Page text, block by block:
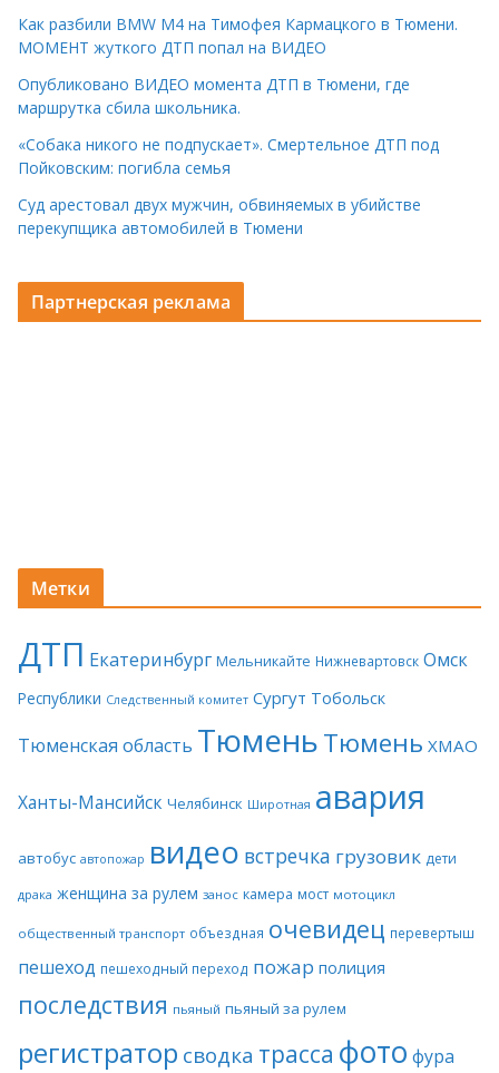
Как разбили BMW M4 на Тимофея Кармацкого в Тюмени.
МОМЕНТ жуткого ДТП попал на ВИДЕО
Опубликовано ВИДЕО момента ДТП в Тюмени, где
маршрутка сбила школьника.
«Собака никого не подпускает». Смертельное ДТП под
Пойковским: погибла семья
Суд арестовал двух мужчин, обвиняемых в убийстве
перекупщика автомобилей в Тюмени
Партнерская реклама
Метки
ДТП Екатеринбург Мельникайте Нижневартовск Омск
Республики Следственный комитет Сургут Тобольск
Тюменская область ТюменьТюмень ХМАО
Ханты-Мансийск Челябинск Широтная авария
автобус автопожар видео встречка грузовик дети
драка женщина за рулем занос камера мост мотоцикл
общественный транспорт объездная очевидец перевертыш
пешеход пешеходный переход пожар полиция
последствия пьяный пьяный за рулем
регистратор сводка трасса фото фура